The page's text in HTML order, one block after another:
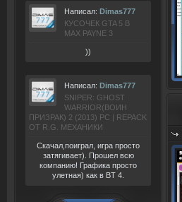
Написал: Dimas777
КУСОЧЕК GTA 5 В
MAX PAYNE 3
))
Написал: Dimas777
SNIPER: GHOST
WARRIOR(ВОИН
ПРИЗРАК) 2 (2013) РС | REPACK
ОТ R.G. МЕХАНИКИ
Скачал,поиграл, игра просто
затягивает). Прошел всю
компанию! Графика просто
улетная) как в BT 4.